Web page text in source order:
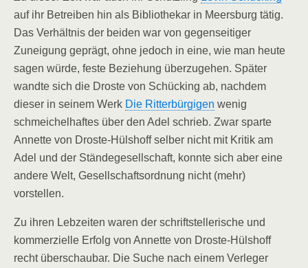
auf ihr Betreiben hin als Bibliothekar in Meersburg tätig.
Das Verhältnis der beiden war von gegenseitiger
Zuneigung geprägt, ohne jedoch in eine, wie man heute
sagen würde, feste Beziehung überzugehen. Später
wandte sich die Droste von Schücking ab, nachdem
dieser in seinem Werk Die Ritterbürgigen wenig
schmeichelhaftes über den Adel schrieb. Zwar sparte
Annette von Droste-Hülshoff selber nicht mit Kritik am
Adel und der Ständegesellschaft, konnte sich aber eine
andere Welt, Gesellschaftsordnung nicht (mehr)
vorstellen.
Zu ihren Lebzeiten waren der schriftstellerische und
kommerzielle Erfolg von Annette von Droste-Hülshoff
recht überschaubar. Die Suche nach einem Verleger